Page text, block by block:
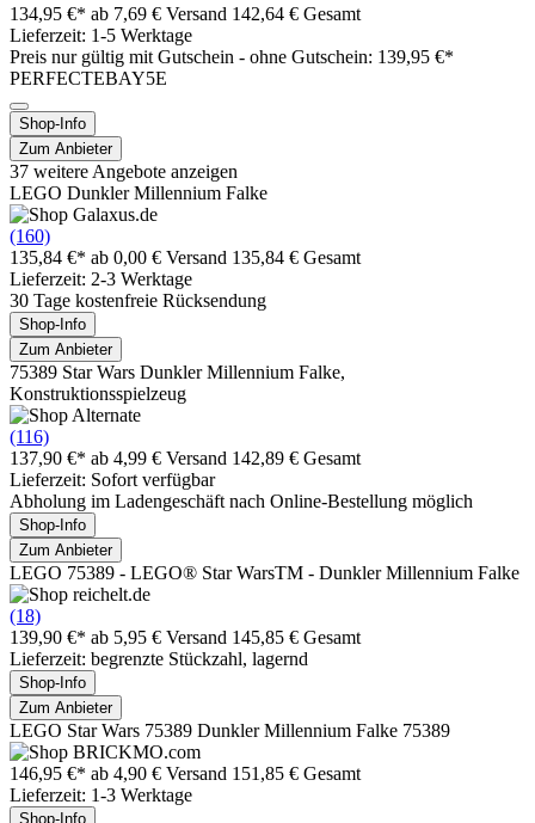
134,95 €* ab 7,69 € Versand 142,64 € Gesamt
Lieferzeit: 1-5 Werktage
Preis nur gültig mit Gutschein - ohne Gutschein: 139,95 €*
PERFECTEBAY5E
Shop-Info
Zum Anbieter
37 weitere Angebote anzeigen
LEGO Dunkler Millennium Falke
(160)
135,84 €* ab 0,00 € Versand 135,84 € Gesamt
Lieferzeit: 2-3 Werktage
30 Tage kostenfreie Rücksendung
Shop-Info
Zum Anbieter
75389 Star Wars Dunkler Millennium Falke,
Konstruktionsspielzeug
(116)
137,90 €* ab 4,99 € Versand 142,89 € Gesamt
Lieferzeit: Sofort verfügbar
Abholung im Ladengeschäft nach Online-Bestellung möglich
Shop-Info
Zum Anbieter
LEGO 75389 - LEGO® Star WarsTM - Dunkler Millennium Falke
(18)
139,90 €* ab 5,95 € Versand 145,85 € Gesamt
Lieferzeit: begrenzte Stückzahl, lagernd
Shop-Info
Zum Anbieter
LEGO Star Wars 75389 Dunkler Millennium Falke 75389
146,95 €* ab 4,90 € Versand 151,85 € Gesamt
Lieferzeit: 1-3 Werktage
Shop-Info